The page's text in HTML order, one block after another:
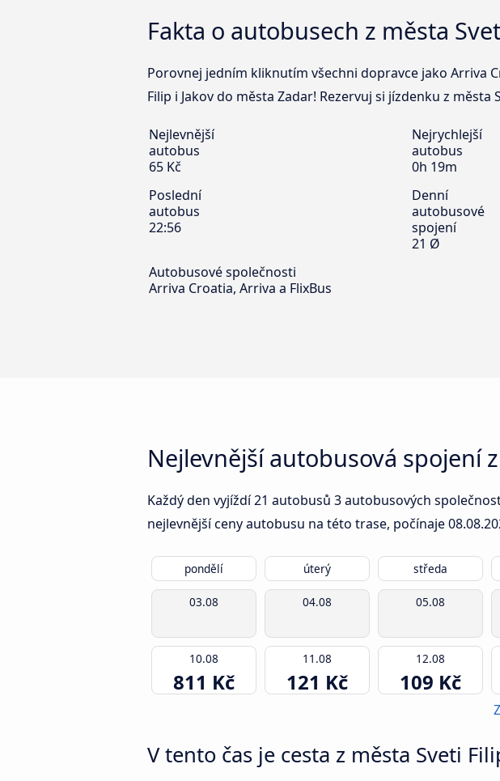
Fakta o autobusech z města
Porovnej jedním kliknutím všechni dopravce jako Arriva
Filip i Jakov do města Zadar! Rezervuj si jízdenku z města
Nejlevnější
autobus
65 Kč
Nejrychlejší
autobus
0h 19m
Poslední
autobus
22:56
Denní
autobusové
spojení
21 Ø
Autobusové společnosti
Arriva Croatia, Arriva a FlixBus
Nejlevnější autobusová spojení
Každý den vyjíždí 21 autobusů 3 autobusových
nejlevnější ceny autobusu na této trase, počínaje
pondělí úterý středa
03.08 04.08 05.08
10.08
811 Kč
11.08
121 Kč
12.08
109 Kč
V tento čas je cesta z města Sveti